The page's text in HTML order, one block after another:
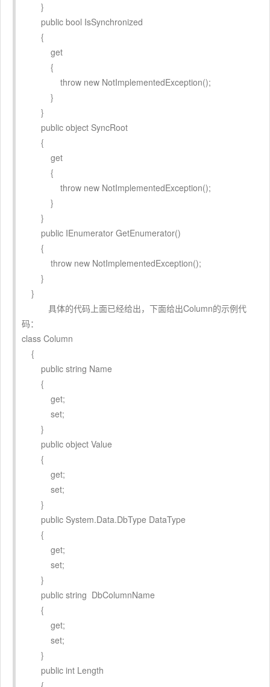
}
public bool IsSynchronized
{
get
{
throw new NotImplementedException();
}
}
public object SyncRoot
{
get
{
throw new NotImplementedException();
}
}
public IEnumerator GetEnumerator()
{
throw new NotImplementedException();
}
}
具体的代码上面已经给出，下面给出Column的示例代
码：
class Column
{
public string Name
{
get;
set;
}
public object Value
{
get;
set;
}
public System.Data.DbType DataType
{
get;
set;
}
public string DbColumnName
{
get;
set;
}
public int Length